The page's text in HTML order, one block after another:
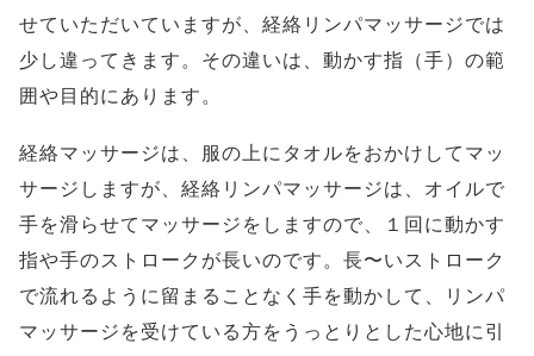
せていただいていますが、経絡リンパマッサージでは
少し違ってきます。その違いは、動かす指（手）の範
囲や目的にあります。
経絡マッサージは、服の上にタオルをおかけしてマッ
サージしますが、経絡リンパマッサージは、オイルで
手を滑らせてマッサージをしますので、１回に動かす
指や手のストロークが長いのです。長〜いストローク
で流れるように留まることなく手を動かして、リンパ
マッサージを受けている方をうっとりとした心地に引